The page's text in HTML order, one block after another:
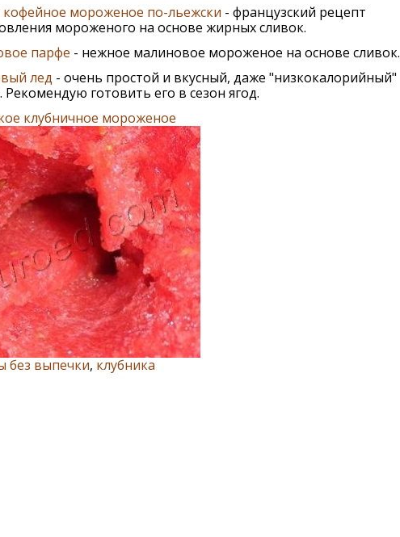
кофейное мороженое по-льежски - французский рецепт
мороженого на основе жирных сливок.
парфе - нежное малиновое мороженое на основе сливок.
лед - очень простой и вкусный, даже "низкокалорийный"
Рекомендую готовить его в сезон ягод.
клубничное мороженое
без выпечки, клубника